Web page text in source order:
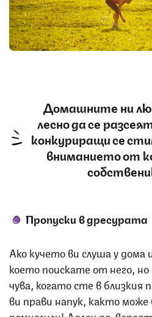
Домашните ни
лесно да се
конкуриращи се
вниманието от
Пропуски в дресурата
Ако кучето ви слуша у дома
което поискате от него,
чува, когато сте в близкия
ви прави напук, както може